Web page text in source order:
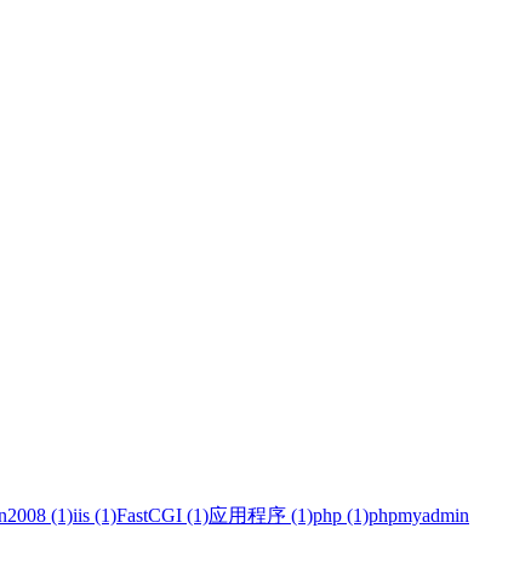
(1)iis (1)FastCGI (1)应用程序 (1)php (1)phpmyadmin